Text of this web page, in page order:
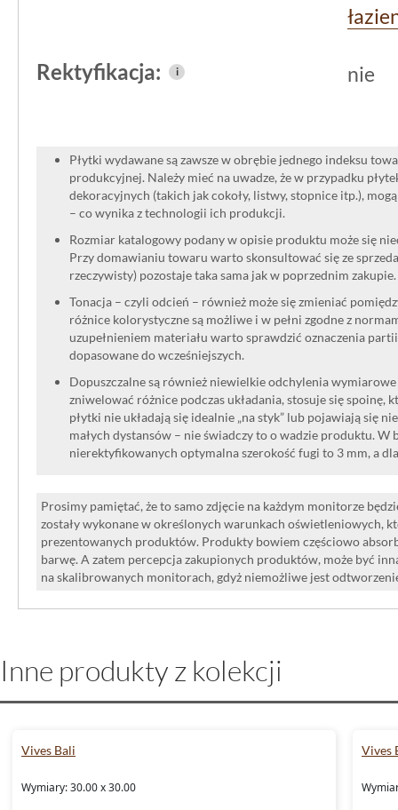
Rektyfikacja: i nie
Płytki wydawane są zawsze w obrębie jednego indeksu
produkcyjnej. Należy mieć na uwadze, że w przypadku
dekoracyjnych (takich jak cokoły, listwy, stopnice itp.),
– co wynika z technologii ich produkcji.
Rozmiar katalogowy podany w opisie produktu może się
Przy domawianiu towaru warto skonsultować się ze
rzeczywisty) pozostaje taka sama jak w poprzednim zakupie.
Tonacja – czyli odcień – również może się zmieniać
różnice kolorystyczne są możliwe i w pełni zgodne z
uzupełnieniem materiału warto sprawdzić oznaczenia
dopasowane do wcześniejszych.
Dopuszczalne są również niewielkie odchylenia
zniwelować różnice podczas układania, stosuje się spoinę,
płytki nie układają się idealnie „na styk” lub pojawiają się
małych dystansów – nie świadczy to o wadzie produktu. W
nierektyfikowanych optymalna szerokość fugi to 3 mm, a
Prosimy pamiętać, że to samo zdjęcie na każdym monitorze
zostały wykonane w określonych warunkach oświetleniowych,
prezentowanych produktów. Produkty bowiem częściowo
barwę. A zatem percepcja zakupionych produktów, może być
na skalibrowanych monitorach, gdyż niemożliwe jest
Inne produkty z kolekcji
Vives Bali
Wymiary: 30.00 x 30.00
Vives